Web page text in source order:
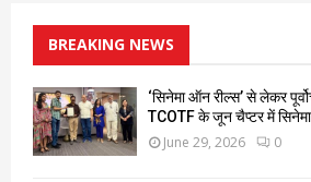
BREAKING NEWS
‘सिनेमा ऑन रील्स’ से लेकर
TCOTF के जून चैप्टर में
June 29, 2026 0